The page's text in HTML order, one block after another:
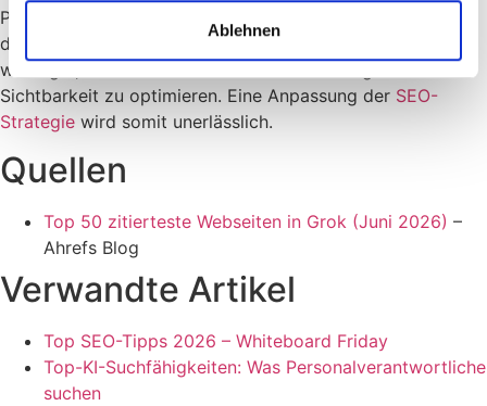
Ablehnen
Plattformen anzupassen. Die regelmäßige Überwachung
der zitierten Webseiten in KI-Assistenten wird immer
wichtiger, um Trends zu erkennen und die eigene
Sichtbarkeit zu optimieren. Eine Anpassung der SEO-
Strategie wird somit unerlässlich.
Quellen
Top 50 zitierteste Webseiten in Grok (Juni 2026) –
Ahrefs Blog
Verwandte Artikel
Top SEO-Tipps 2026 – Whiteboard Friday
Top-KI-Suchfähigkeiten: Was Personalverantwortliche
suchen